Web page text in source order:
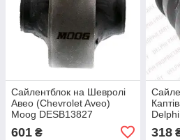
Сайлентблок на Шевролі
Авео (Chevrolet Aveo)
Moog DESB13827
601 ₴ 318